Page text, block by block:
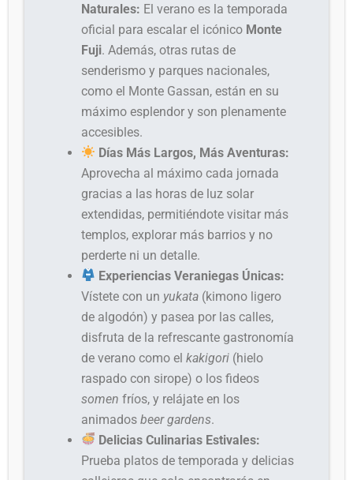
Naturales: El verano es la temporada
oficial para escalar el icónico Monte
Fuji. Además, otras rutas de
senderismo y parques nacionales,
como el Monte Gassan, están en su
máximo esplendor y son plenamente
accesibles.
Días Más Largos, Más Aventuras:
Aprovecha al máximo cada jornada
gracias a las horas de luz solar
extendidas, permitiéndote visitar más
templos, explorar más barrios y no
perderte ni un detalle.
Experiencias Veraniegas Únicas:
Vístete con un yukata (kimono ligero
de algodón) y pasea por las calles,
disfruta de la refrescante gastronomía
de verano como elkakigori (hielo
raspado con sirope) o los fideos
somen fríos, y relájate en los
animadosbeer gardens.
Delicias Culinarias Estivales:
Prueba platos de temporada y delicias